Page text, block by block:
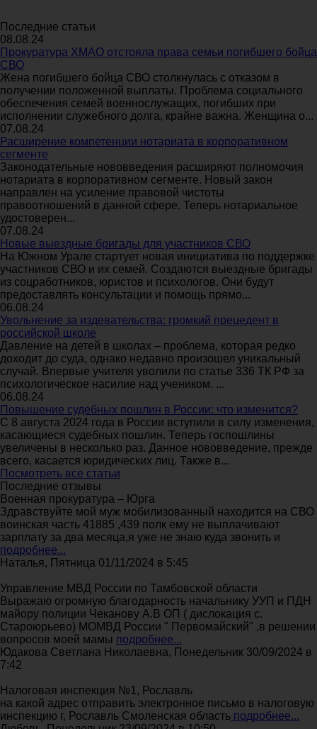
Последние статьи
08.08.24
Прокуратура ХМАО отстояла права семьи погибшего бойца
СВО
Жена погибшего бойца СВО столкнулась с отказом в
получении положенной выплаты. Проблема социального
обеспечения семей военнослужащих, погибших при
исполнении служебного долга, крайне важна. Женщина о...
07.08.24
Расширение компетенции нотариата в корпоративном
сегменте
Законодательные нововведения расширяют полномочия
нотариата в корпоративном сегменте. Новый закон
направлен на усиление правовой чистоты
правоотношений в данной сфере. Теперь нотариальное
удостоверен...
07.08.24
Новые выездные бригады для участников СВО
На Южном Урале стартует новая инициатива по поддержке
участников СВО и их семей. Создаются выездные бригады
из соцработников, юристов и психологов. Они будут
предоставлять консультации и помощь прямо...
06.08.24
Увольнение за издевательства: громкий прецедент в
российской школе
Давление на детей в школах – проблема, которая редко
доходит до суда, однако недавно произошел уникальный
случай. Впервые учителя уволили по статье 336 ТК РФ за
психологическое насилие над учеником. ...
06.08.24
Повышение судебных пошлин в России: что изменится?
С 8 августа 2024 года в России вступили в силу изменения,
касающиеся судебных пошлин. Теперь госпошлины
увеличены в несколько раз. Данное нововведение, прежде
всего, касается юридических лиц. Также в...
Посмотреть все статьи
Последние отзывы
Военная прокуратура – Юрга
Здравствуйте мой муж мобилизованный находится на СВО
воинская часть 41885 ,439 полк ему не выплачивают
зарплату за два месяца,я уже не знаю куда звонить и
подробнее...
Наталья, Пятница 01/11/2024 в 5:45
Управление МВД России по Тамбовской области
Выражаю огромную благодарность начальнику УУП и ПДН
майору полиции Чеканову А.В ОП ( дислокация с.
Староюрьево) МОМВД России " Первомайский" ,в решении
вопросов моей мамы подробнее...
Юдакова Светлана Николаевна, Понедельник 30/09/2024 в
7:42
Налоговая инспекция №1, Рославль
на какой адрес отправить электронное письмо в налоговую
инспекцию г, Рославль Смоленская область подробнее...